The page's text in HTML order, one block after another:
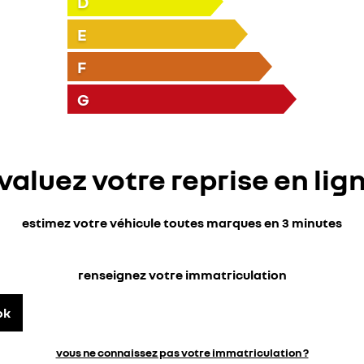
E
F
G
votre reprise en
estimez votre véhicule toutes marques en 3 minutes
renseignez votre immatriculation
vous ne connaissez pas votre immatriculation ?